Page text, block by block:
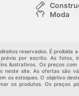
Moda
reservados. É proibida
por escrito. As fotos,
ilustrativos. Os preços
neste site. As ofertas são
os estoques. O objetivo
os produtos. Os preços